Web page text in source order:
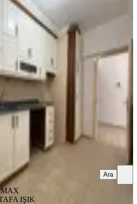
ismet İnönü Okulu Karşısı-2+1
Daire
Reşatbey Mahallesi
m²
₺
MUSTAFA IŞIK
IŞIK
Ara